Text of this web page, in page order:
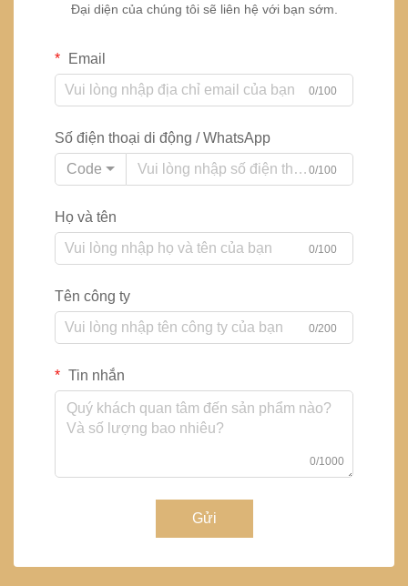
Đại diện của chúng tôi sẽ liên hệ với bạn sớm.
Email
0/100
Số điện thoại di động / WhatsApp
Code
0/100
Họ và tên
0/100
Tên công ty
0/200
Tin nhắn
0/1000
Gửi